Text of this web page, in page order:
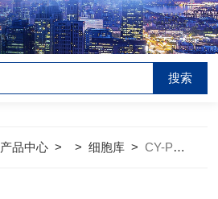
产品中心 > >细胞库 >CY-PC-M0091小鼠乳腺成纤维细胞